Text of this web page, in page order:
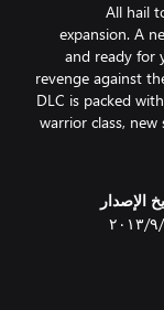
All hail
expansion. A
and ready for
revenge against
DLC is packed
warrior class,
الإصدار